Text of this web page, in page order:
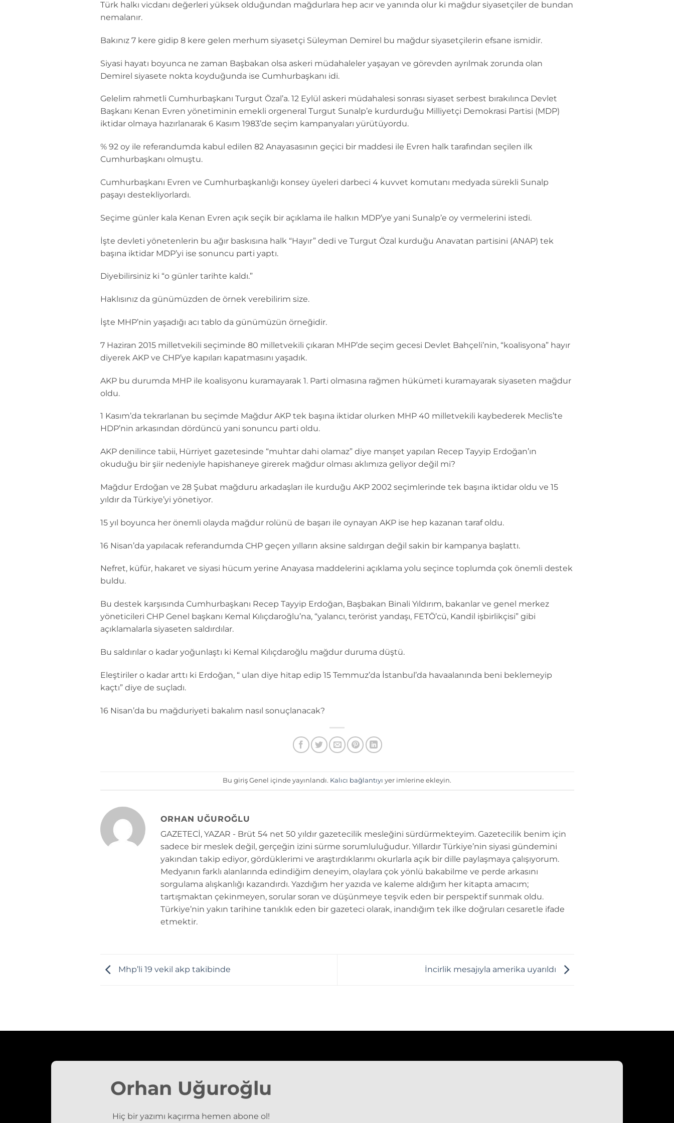
Türk halkı vicdanı değerleri yüksek olduğundan mağdurlara hep acır ve yanında olur ki mağdur siyasetçiler de bundan
nemalanır.
Bakınız 7 kere gidip 8 kere gelen merhum siyasetçi Süleyman Demirel bu mağdur siyasetçilerin efsane ismidir.
Siyasi hayatı boyunca ne zaman Başbakan olsa askeri müdahaleler yaşayan ve görevden ayrılmak zorunda olan
Demirel siyasete nokta koyduğunda ise Cumhurbaşkanı idi.
Gelelim rahmetli Cumhurbaşkanı Turgut Özal’a. 12 Eylül askeri müdahalesi sonrası siyaset serbest bırakılınca Devlet
Başkanı Kenan Evren yönetiminin emekli orgeneral Turgut Sunalp’e kurdurduğu Milliyetçi Demokrasi Partisi (MDP)
iktidar olmaya hazırlanarak 6 Kasım 1983’de seçim kampanyaları yürütüyordu.
% 92 oy ile referandumda kabul edilen 82 Anayasasının geçici bir maddesi ile Evren halk tarafından seçilen ilk
Cumhurbaşkanı olmuştu.
Cumhurbaşkanı Evren ve Cumhurbaşkanlığı konsey üyeleri darbeci 4 kuvvet komutanı medyada sürekli Sunalp
paşayı destekliyorlardı.
Seçime günler kala Kenan Evren açık seçik bir açıklama ile halkın MDP’ye yani Sunalp’e oy vermelerini istedi.
İşte devleti yönetenlerin bu ağır baskısına halk “Hayır” dedi ve Turgut Özal kurduğu Anavatan partisini (ANAP) tek
başına iktidar MDP’yi ise sonuncu parti yaptı.
Diyebilirsiniz ki “o günler tarihte kaldı.”
Haklısınız da günümüzden de örnek verebilirim size.
İşte MHP’nin yaşadığı acı tablo da günümüzün örneğidir.
7 Haziran 2015 milletvekili seçiminde 80 milletvekili çıkaran MHP’de seçim gecesi Devlet Bahçeli’nin, “koalisyona” hayır
diyerek AKP ve CHP’ye kapıları kapatmasını yaşadık.
AKP bu durumda MHP ile koalisyonu kuramayarak 1. Parti olmasına rağmen hükümeti kuramayarak siyaseten mağdur
oldu.
1 Kasım’da tekrarlanan bu seçimde Mağdur AKP tek başına iktidar olurken MHP 40 milletvekili kaybederek Meclis’te
HDP’nin arkasından dördüncü yani sonuncu parti oldu.
AKP denilince tabii, Hürriyet gazetesinde “muhtar dahi olamaz” diye manşet yapılan Recep Tayyip Erdoğan’ın
okuduğu bir şiir nedeniyle hapishaneye girerek mağdur olması aklımıza geliyor değil mi?
Mağdur Erdoğan ve 28 Şubat mağduru arkadaşları ile kurduğu AKP 2002 seçimlerinde tek başına iktidar oldu ve 15
yıldır da Türkiye’yi yönetiyor.
15 yıl boyunca her önemli olayda mağdur rolünü de başarı ile oynayan AKP ise hep kazanan taraf oldu.
16 Nisan’da yapılacak referandumda CHP geçen yılların aksine saldırgan değil sakin bir kampanya başlattı.
Nefret, küfür, hakaret ve siyasi hücum yerine Anayasa maddelerini açıklama yolu seçince toplumda çok önemli destek
buldu.
Bu destek karşısında Cumhurbaşkanı Recep Tayyip Erdoğan, Başbakan Binali Yıldırım, bakanlar ve genel merkez
yöneticileri CHP Genel başkanı Kemal Kılıçdaroğlu’na, “yalancı, terörist yandaşı, FETÖ’cü, Kandil işbirlikçisi” gibi
açıklamalarla siyaseten saldırdılar.
Bu saldırılar o kadar yoğunlaştı ki Kemal Kılıçdaroğlu mağdur duruma düştü.
Eleştiriler o kadar arttı ki Erdoğan, “ ulan diye hitap edip 15 Temmuz’da İstanbul’da havaalanında beni beklemeyip
kaçtı” diye de suçladı.
16 Nisan’da bu mağduriyeti bakalım nasıl sonuçlanacak?
Bu giriş Genel içinde yayınlandı. Kalıcı bağlantıyı yer imlerine ekleyin.
ORHAN UĞUROĞLU
GAZETECİ, YAZAR - Brüt 54 net 50 yıldır gazetecilik mesleğini sürdürmekteyim. Gazetecilik benim için
sadece bir meslek değil, gerçeğin izini sürme sorumluluğudur. Yıllardır Türkiye’nin siyasi gündemini
yakından takip ediyor, gördüklerimi ve araştırdıklarımı okurlarla açık bir dille paylaşmaya çalışıyorum.
Medyanın farklı alanlarında edindiğim deneyim, olaylara çok yönlü bakabilme ve perde arkasını
sorgulama alışkanlığı kazandırdı. Yazdığım her yazıda ve kaleme aldığım her kitapta amacım;
tartışmaktan çekinmeyen, sorular soran ve düşünmeye teşvik eden bir perspektif sunmak oldu.
Türkiye’nin yakın tarihine tanıklık eden bir gazeteci olarak, inandığım tek ilke doğruları cesaretle ifade
etmektir.
Mhp’li 19 vekil akp takibinde İncirlik mesajıyla amerika uyarıldı
Orhan Uğuroğlu
Hiç bir yazımı kaçırma hemen abone ol!